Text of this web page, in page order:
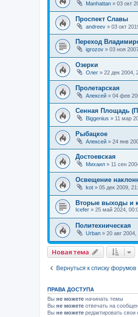
Manhattan » 03 окт
Проспект Славы
andreev » 03 окт
Переход
igrozov » 03 ноя
Озерки
Олег » 22 дек 2004,
Пролетарская
Алексей » 04 фев
Сенная Площадь
Biggenius » 11 мар
Рыбацкое
Алексей » 24 янв
Достоевская
Михаил » 11 сен
Освещение
kot » 05 дек 2009,
Вторые выходы и
Icefer » 25 май 2024,
Политехническая
Urban » 20 авг 2004,
Новая тема
Вернуться к списку форумов
ПРАВА ДОСТУПА
Вы не можете начинать темы
Вы не можете отвечать на
Вы не можете редактировать